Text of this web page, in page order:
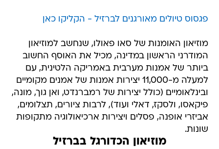
פגסוס טיולים מאורגנים לברזיל - הקליקו כאן
מוזיאון האומנות של סאו פאולו, שנחשב למוזיאון
המודרני הראשון במדינה, מכיל את האוסף החשוב
ביותר של אמנות מערבית באמריקה הלטינית, עם
למעלה מ-11,000 יצירות אמנות של אמנים מקומיים
ובינלאומיים (כולל יצירות של רמברנדט, ואן גוך, מונה,
פיקאסו, ולסקז, דאלי ועוד), לרבות ציורים, תצלומים,
אביזרי אופנה, פסלים ויצירות ארכיאולוגיה מתקופות
שונות.
מוזיאון הכדורגל בברזיל